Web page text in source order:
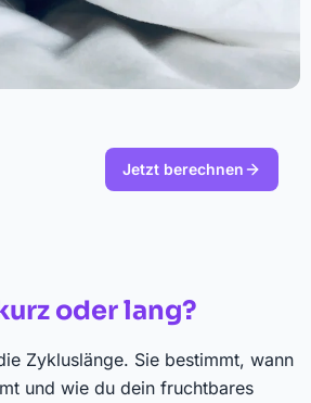
Jetzt berechnen
oder lang?
Zykluslänge. Sie bestimmt, wann
und wie du dein fruchtbares